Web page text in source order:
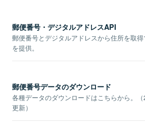
郵便番号・デジタルアドレスAPI
郵便番号とデジタルアドレスから住所を取
を提供。
郵便番号データのダウンロード
各種データのダウンロードはこちらから。（
更新）